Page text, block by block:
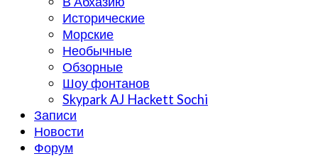
Исторические
Морские
Необычные
Обзорные
Шоу фонтанов
Skypark AJ Hackett Sochi
Записи
Новости
Форум